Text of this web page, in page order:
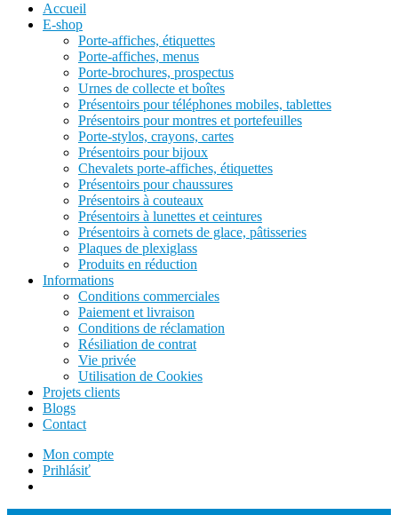
Accueil
E-shop
Porte-affiches, étiquettes
Porte-affiches, menus
Porte-brochures, prospectus
Urnes de collecte et boîtes
Présentoirs pour téléphones mobiles, tablettes
Présentoirs pour montres et portefeuilles
Porte-stylos, crayons, cartes
Présentoirs pour bijoux
Chevalets porte-affiches, étiquettes
Présentoirs pour chaussures
Présentoirs à couteaux
Présentoirs à lunettes et ceintures
Présentoirs à cornets de glace, pâtisseries
Plaques de plexiglass
Produits en réduction
Informations
Conditions commerciales
Paiement et livraison
Conditions de réclamation
Résiliation de contrat
Vie privée
Utilisation de Cookies
Projets clients
Blogs
Contact
Mon compte
Prihlásiť